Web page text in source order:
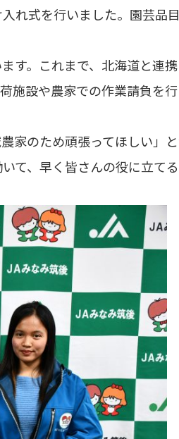
れ式を行いました。園芸品
す。これまで、北海道と連
施設や農家での作業請負を
家のため頑張ってほしい」
て、早く皆さんの役に立て